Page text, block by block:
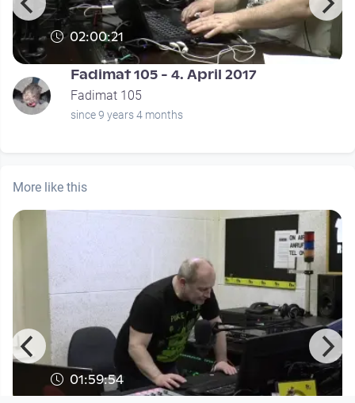
02:00:21
Fadimat 105 - 4. April 2017
Fadimat 105
since 9 years 4 months
More like this
01:59:54